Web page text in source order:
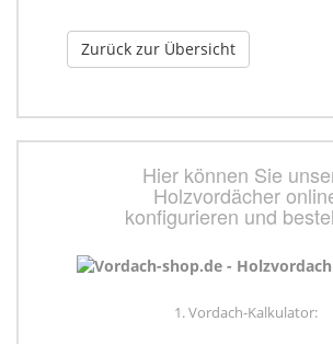
Zurück zur Übersicht
Hier können Sie
Holzvordächer
konfigurieren und
1. Vordach-Kalkulator: